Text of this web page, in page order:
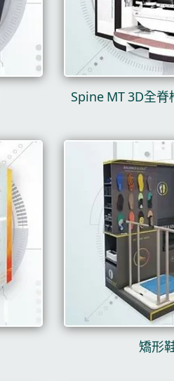
Spine MT 3D全
矯形